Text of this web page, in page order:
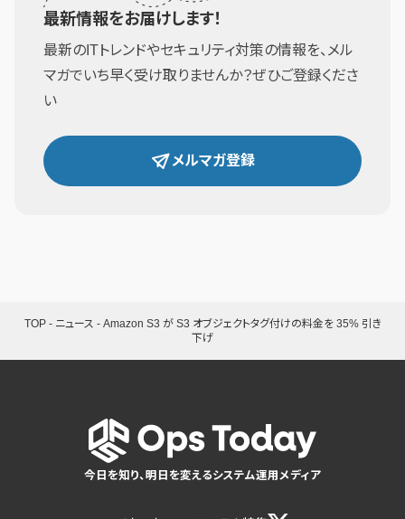
最新情報をお届けします！
最新のITトレンドやセキュリティ対策の情報を、メル
マガでいち早く受け取りませんか？ぜひご登録くださ
い
メルマガ登録
TOP- ニュース - Amazon S3 が S3 オブジェクトタグ付けの料金を 35% 引き
下げ
今日を知り、明日を変えるシステム運用メディア